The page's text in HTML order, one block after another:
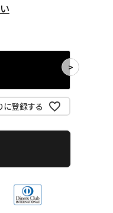
に登録する